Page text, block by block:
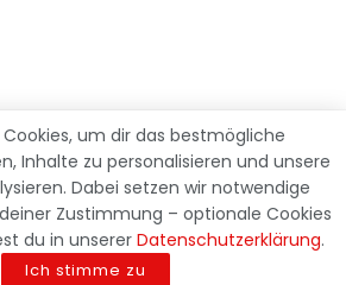
um dir das bestmögliche
Inhalte zu personalisieren und unsere
Dabei setzen wir notwendige
Zustimmung – optionale Cookies
du in unserer Datenschutzerklärung.
Ich stimme zu